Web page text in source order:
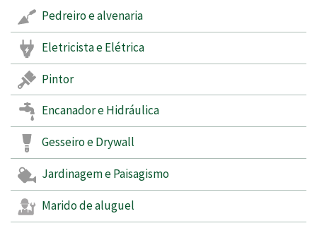
Pedreiro e alvenaria
Eletricista e Elétrica
Pintor
Encanador e Hidráulica
Gesseiro e Drywall
Jardinagem e Paisagismo
Marido de aluguel